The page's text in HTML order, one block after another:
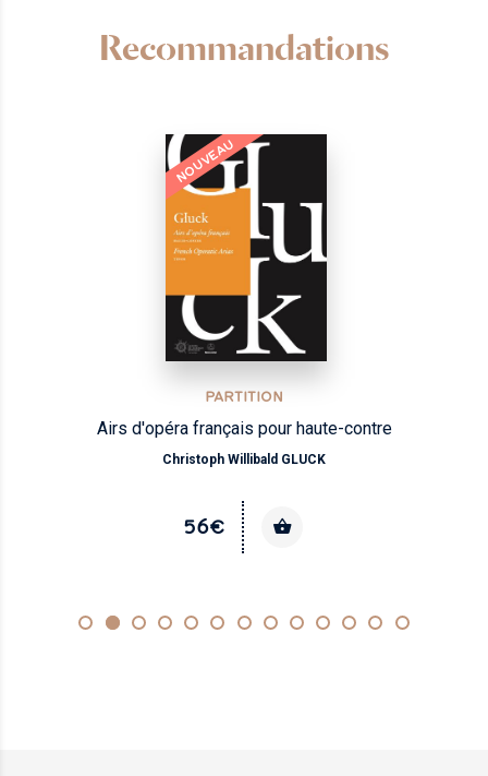
Recommandations
NOUVEAU
PARTITION
Airs d'opéra français pour haute-contre
Christoph Willibald GLUCK
56€